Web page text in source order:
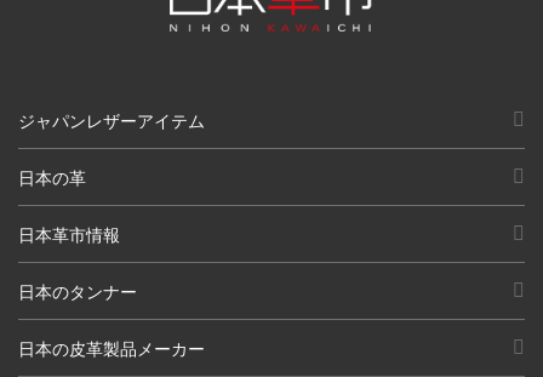
ジャパンレザーアイテム
日本の革
日本革市情報
日本のタンナー
日本の皮革製品メーカー